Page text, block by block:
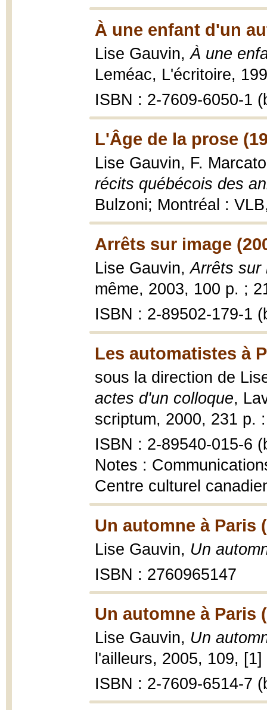
À une enfant d'un
Lise Gauvin,À une
Leméac, L'écritoire,
ISBN : 2-7609-6050-1
L'Âge de la prose
Lise Gauvin, F.
récits québécois des
Bulzoni; Montréal :
Arrêts sur image
Lise Gauvin,Arrêts sur
même, 2003, 100 p. ;
ISBN : 2-89502-179-1
Les automatistes à
sous la direction de
actes d'un colloque,
scriptum, 2000, 231 p.
ISBN : 2-89540-015-6
Notes :
Centre culturel
Un automne à Paris
Lise Gauvin, Un
ISBN : 2760965147
Un automne à Paris
Lise Gauvin, Un
l'ailleurs, 2005, 109,
ISBN : 2-7609-6514-7